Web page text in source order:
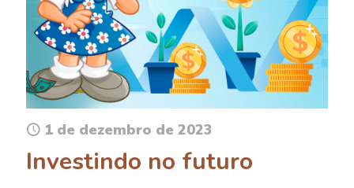
1 de dezembro de 2023
Investindo no futuro